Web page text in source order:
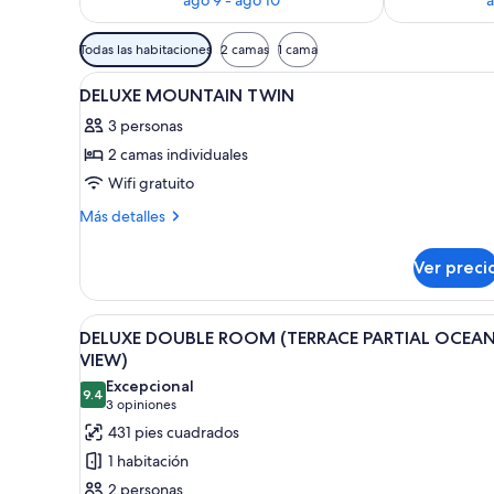
Filtros
disponibles
para
habitaciones
Todas las habitaciones 2 camas 1 cama
Abrir
todas
las
fotos
de
DELUXE
Habitación de hotel con dos
1
DELUXE MOUNTAIN TWIN
3 personas
2 camas individuales
Wifi gratuito
Más detalles
Más
MOUNTAIN
TWIN
Ver
Abrir
todas
las
fotos
de
DELUXE
DOUBLE
Una habitación de hotel
1
DELUXE DOUBLE ROOM (TERRACE PARTIAL OCEAN
VIEW)
9.49.4 de 10
Excepcional
3 opiniones
(3
opiniones)
431 pies cuadrados
1 habitación
2 personas